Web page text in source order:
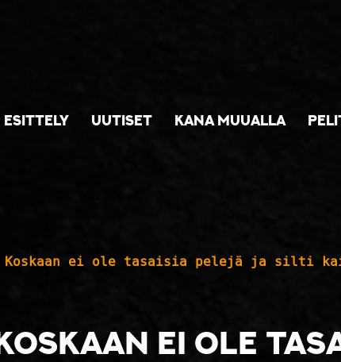
ESITTELY UUTISET KANA MUUALLA
Koskaan ei ole tasaisia pelejä ja silti
ei ole